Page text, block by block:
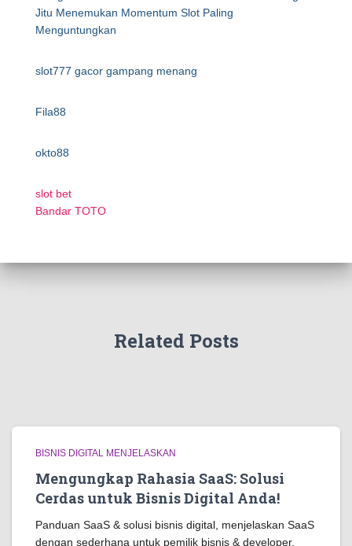
Jitu Menemukan Momentum Slot Paling
Menguntungkan
slot777 gacor gampang menang
Fila88
okto88
slot bet
Bandar TOTO
Related Posts
BISNIS DIGITAL MENJELASKAN
Mengungkap Rahasia SaaS: Solusi
Cerdas untuk Bisnis Digital Anda!
Panduan SaaS & solusi bisnis digital, menjelaskan SaaS
dengan sederhana untuk pemilik bisnis & developer,